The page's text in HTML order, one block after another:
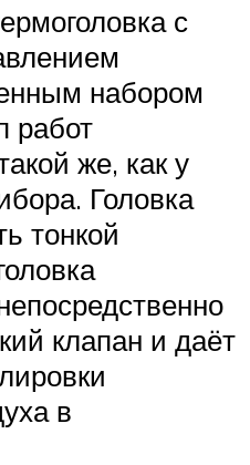
с
набором
работ
же, как у
Головка
тонкой
клапан и даёт
в